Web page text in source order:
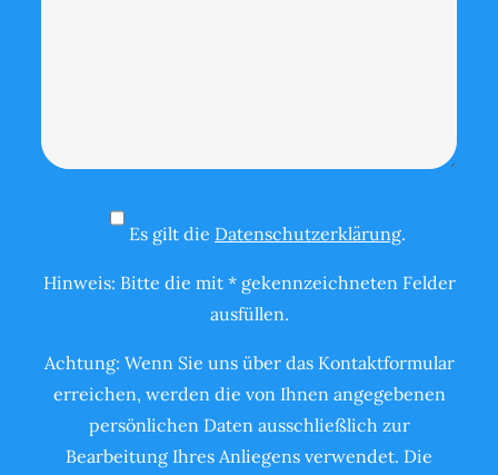
Es gilt die Datenschutzerklärung.
Hinweis: Bitte die mit * gekennzeichneten Felder
ausfüllen.
Achtung: Wenn Sie uns über das Kontaktformular
erreichen, werden die von Ihnen angegebenen
persönlichen Daten ausschließlich zur
Bearbeitung Ihres Anliegens verwendet. Die